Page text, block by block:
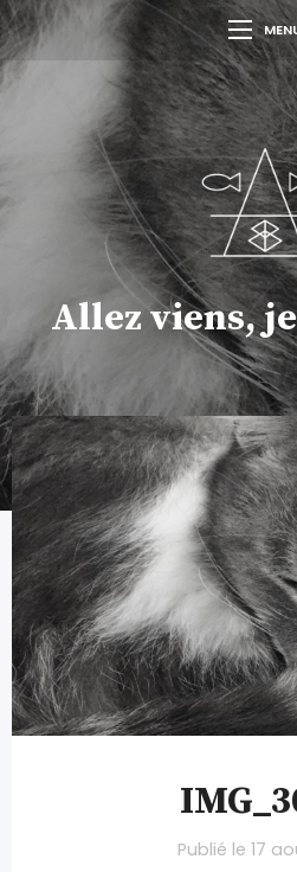
Allez viens,
Publié le 17